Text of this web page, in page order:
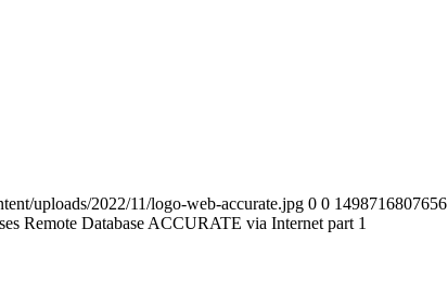
uploads/2022/11/logo-web-accurate.jpg 0 0 1498716807656
Remote Database ACCURATE via Internet part 1